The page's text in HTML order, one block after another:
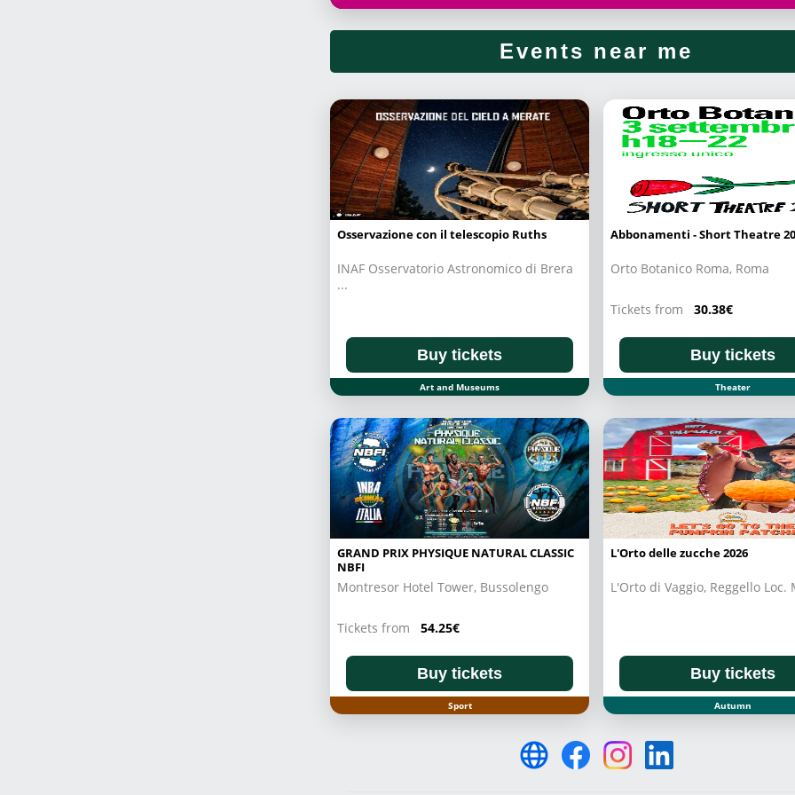
Events near me
Osservazione con il telescopio Ruths
INAF Osservatorio Astronomico di Brera
...
Buy tickets
Art and Museums
Abbonamenti - Short Theatre
Orto Botanico Roma, Roma
Tickets from 30.38€
Buy tickets
Theater
GRAND PRIX PHYSIQUE NATURAL CLASSIC
NBFI
Montresor Hotel Tower, Bussolengo
Tickets from 54.25€
Buy tickets
Sport
L'Orto delle zucche 2026
L'Orto di Vaggio, Reggello Loc.
Buy tickets
Autumn